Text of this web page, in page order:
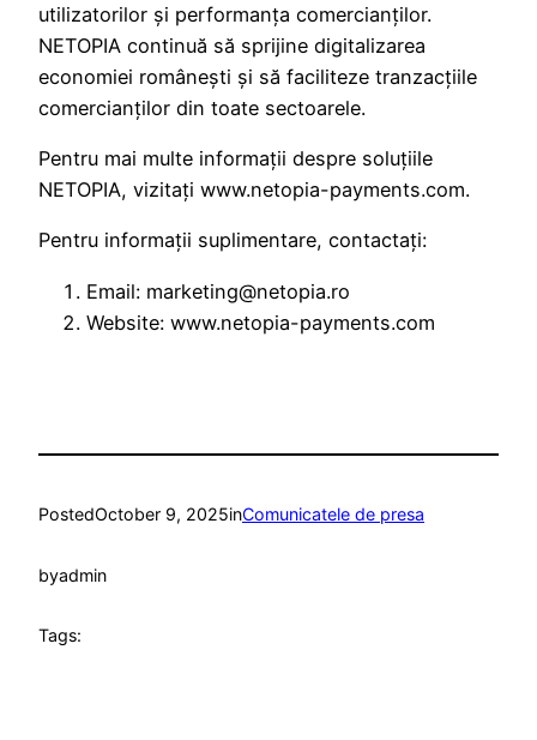
utilizatorilor și performanța comercianților.
NETOPIA continuă să sprijine digitalizarea
economiei românești și să faciliteze tranzacțiile
comercianților din toate sectoarele.
Pentru mai multe informații despre soluțiile
NETOPIA, vizitați www.netopia-payments.com.
Pentru informații suplimentare, contactați:
Email: marketing@netopia.ro
Website: www.netopia-payments.com
PostedOctober 9, 2025inComunicatele de presa
byadmin
Tags: